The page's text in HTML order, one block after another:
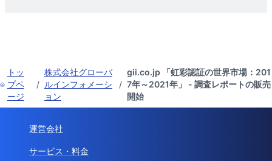
トッ
プペ
ージ
/
株式会社グローバ
ルインフォメーシ
ョン
/
gii.co.jp 「虹彩認証の世界市場：201
7年～2021年」 - 調査レポートの販売
開始
運営会社
サービス・料金